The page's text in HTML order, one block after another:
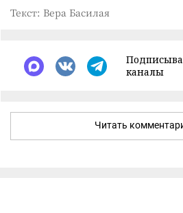
Текст: Вера Басилая
каналы
Читать